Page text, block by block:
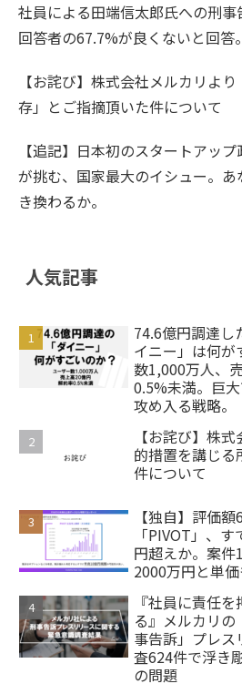
社員による田端信太郎氏への刑事
回答者の67.7%が良くないと回答。
【お詫び】株式会社メルカリよ
存」とご指摘頂いた件について
【追記】日本初のスタートアップ
が挑む、国家最大のイシュー。
き換わるか。
人気記事
74.6億円調達し
イニー」は何が
数1,000万人、
0.5%未満。巨
攻め入る戦略。
【お詫び】株
的措置を講じる
件について
【独自】評価
「PIVOT」、
円超えか。案件
2000万円と単価
『社員に責任
る』メルカリ
事告訴」プレス
査624件で浮き
の問題